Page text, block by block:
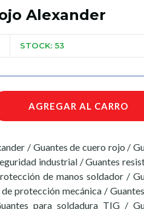
Alexander
STOCK: 53
AGREGAR AL CARRO
/ Guantes de cuero rojo /
industrial / Guantes
de manos soldador /
protección mecánica /
para soldadura TIG /